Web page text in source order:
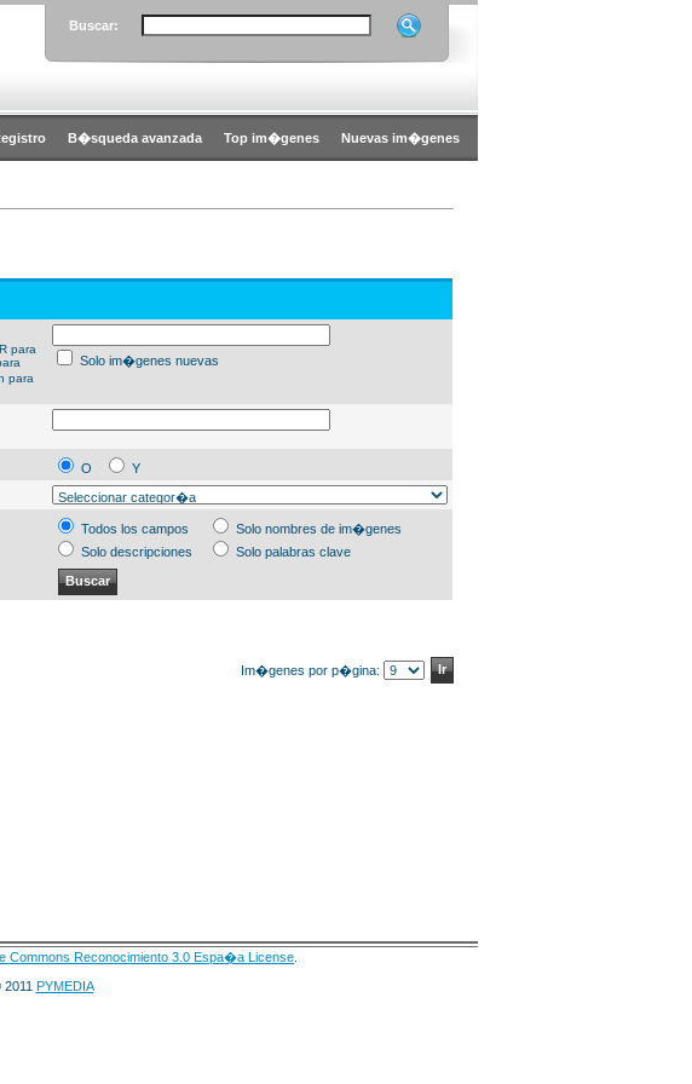
Buscar:
B�squeda avanzada Top im�genes Nuevas im�genes
para
para
Solo im�genes nuevas
O
Y
Todos los campos
Solo nombres de im�genes
Solo descripciones
Solo palabras clave
Im�genes por p�gina:
Commons Reconocimiento 3.0 Espa�a License
PYMEDIA